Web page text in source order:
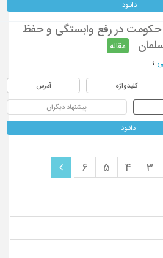
دانلود
در رفع وابستگی و حفظ
مقاله
؛
کلیدواژه آدرس
پیشنهاد دیگران
دانلود
3
4
5
6